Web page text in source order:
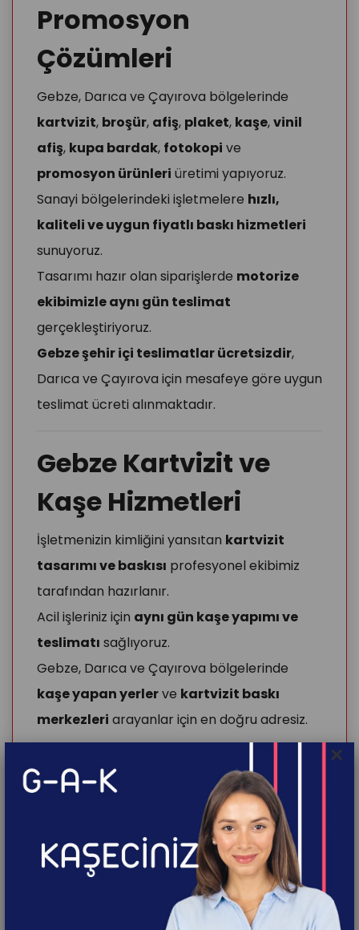
×
Promosyon
Çözümleri
Gebze, Darıca ve Çayırova bölgelerinde
kartvizit, broşür, afiş, plaket, kaşe,vinil
afiş, kupa bardak, fotokopi ve
promosyon ürünleri üretimi yapıyoruz.
Sanayi bölgelerindeki işletmelere hızlı,
kaliteli ve uygun fiyatlı baskı hizmetleri
sunuyoruz.
Tasarımı hazır olan siparişlerde motorize
ekibimizle aynı gün teslimat
gerçekleştiriyoruz.
Gebze şehir içi teslimatlar ücretsizdir,
Darıca ve Çayırova için mesafeye göre uygun
teslimat ücreti alınmaktadır.
Gebze Kartvizit ve
Kaşe Hizmetleri
İşletmenizin kimliğini yansıtan kartvizit
tasarımı ve baskısı profesyonel ekibimiz
tarafından hazırlanır.
Acil işleriniz için aynı gün kaşe yapımı ve
teslimatı sağlıyoruz.
Gebze, Darıca ve Çayırova bölgelerinde
kaşe yapan yerlerve kartvizit baskı
merkezleri arayanlar için en doğru adresiz.
Gebze kaşe, Darıca kartvizit, Çayırova kaşe
yapımı, Gebze acil kartvizit, Darıca hızlı baskı.
Broşür, Afiş ve Vinil
Baskı Hizmetleri